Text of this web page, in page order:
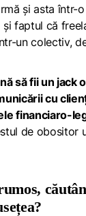
și asta într-
și faptul că
un colectiv,
să fii un jack
cu
financiaro-
de obositor